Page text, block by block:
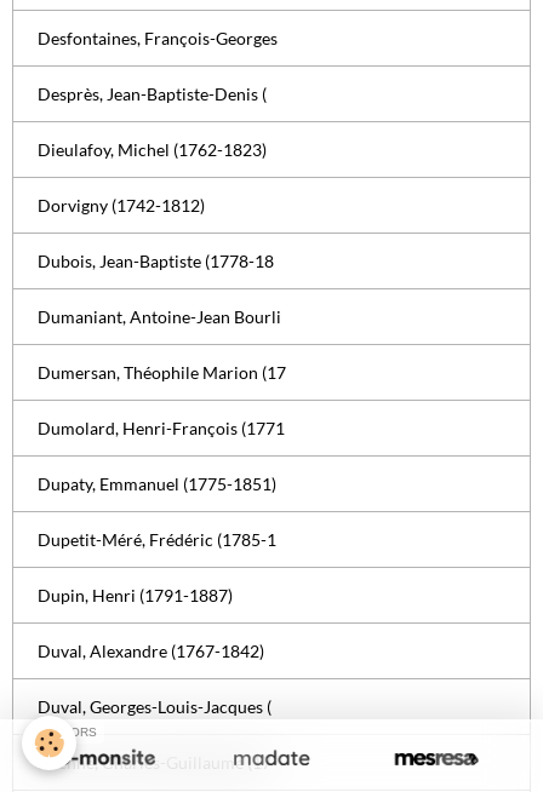
Desfontaines, François-Georges
Desprès, Jean-Baptiste-Denis (
Dieulafoy, Michel (1762-1823)
Dorvigny (1742-1812)
Dubois, Jean-Baptiste (1778-18
Dumaniant, Antoine-Jean Bourli
Dumersan, Théophile Marion (17
Dumolard, Henri-François (1771
Dupaty, Emmanuel (1775-1851)
Dupetit-Méré, Frédéric (1785-1
Dupin, Henri (1791-1887)
Duval, Alexandre (1767-1842)
Duval, Georges-Louis-Jacques (
Étienne, Charles-Guillaume (17
SPONSORS